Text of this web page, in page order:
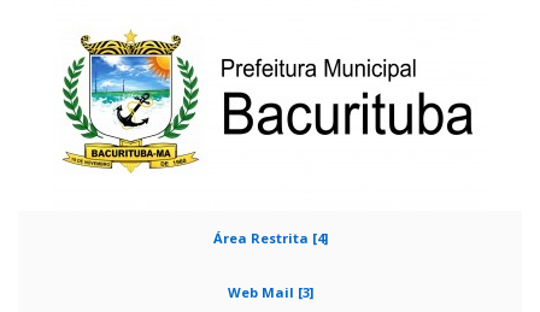
Área Restrita [4]
Web Mail [3]